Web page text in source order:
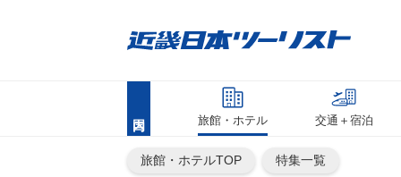
旅館・ホテル 交通＋宿泊
旅館・ホテルTOP 特集一覧